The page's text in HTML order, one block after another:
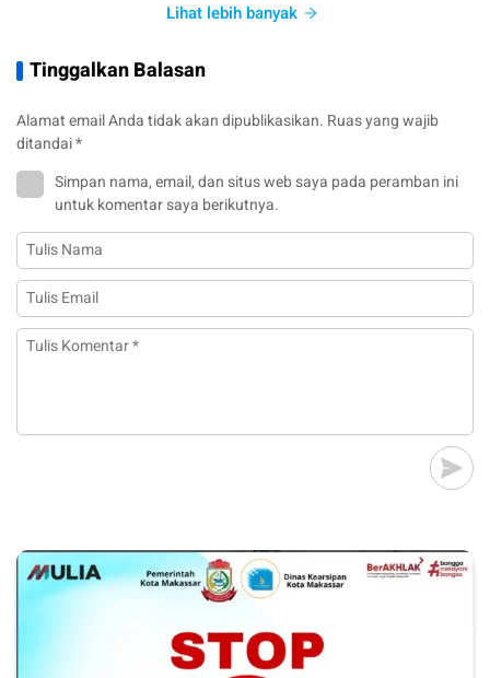
Lihat lebih banyak
Tinggalkan Balasan
Alamat email Anda tidak akan dipublikasikan. Ruas yang wajib
ditandai*
Simpan nama, email, dan situs web saya pada peramban ini
untuk komentar saya berikutnya.